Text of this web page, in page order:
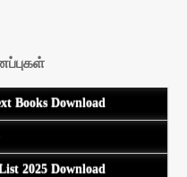
Books Download
2025 Download